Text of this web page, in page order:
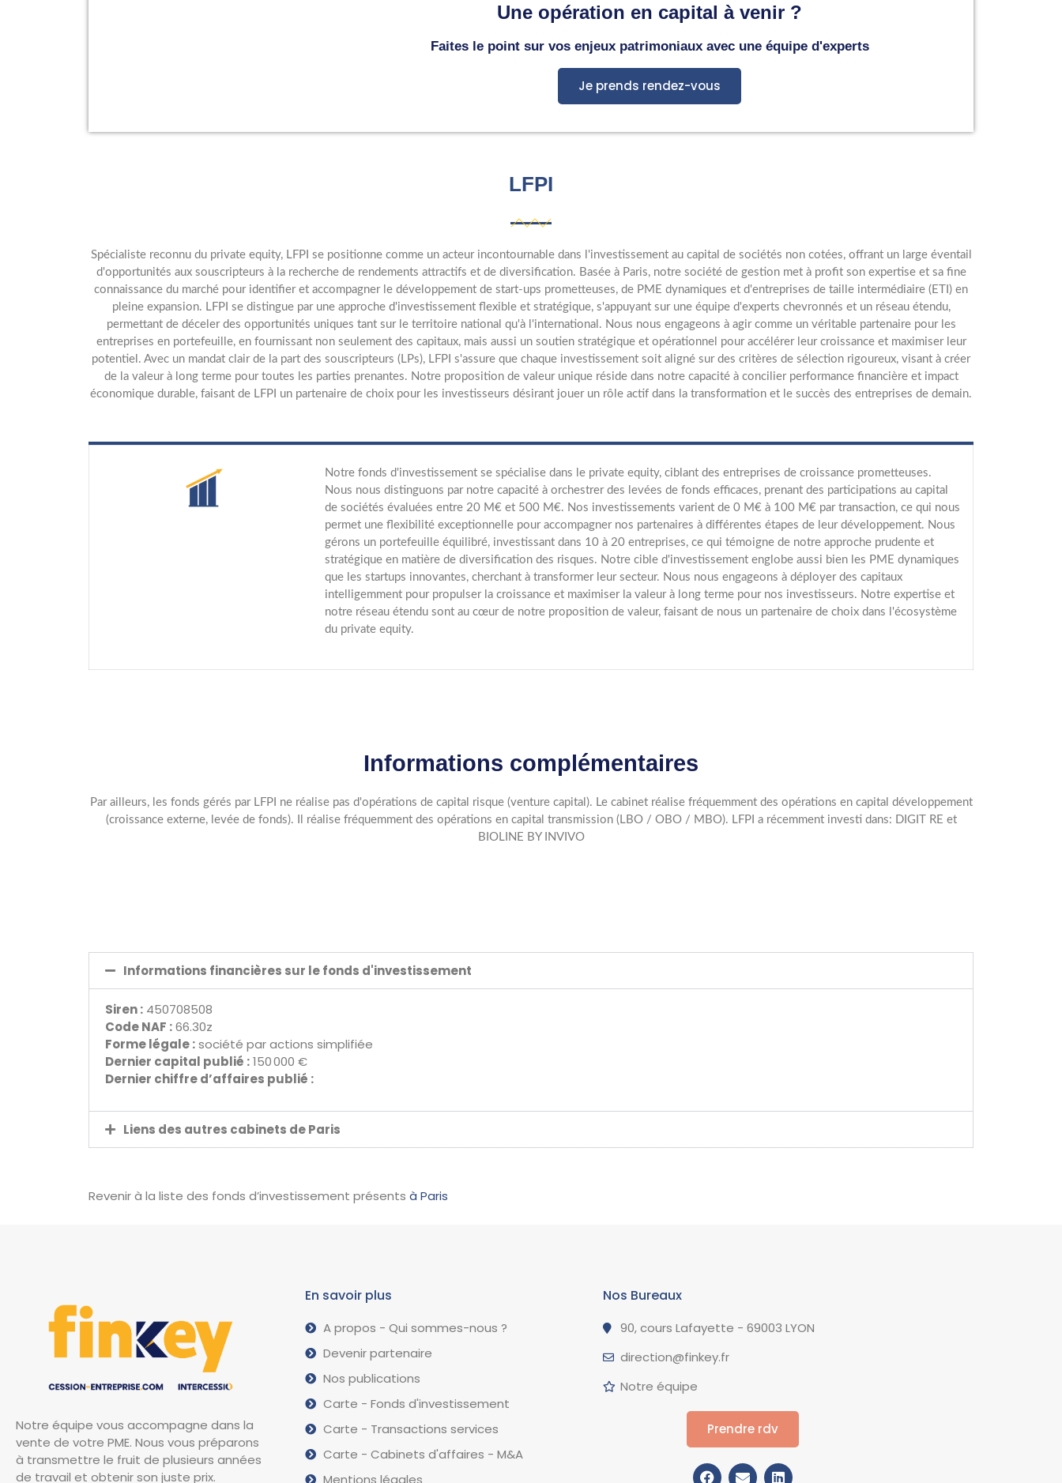
Une opération en capital à venir ?
Faites le point sur vos enjeux patrimoniaux avec une équipe d'experts
Je prends rendez-vous
LFPI
Spécialiste reconnu du private equity, LFPI se positionne comme un acteur incontournable dans l'investissement au capital de sociétés non cotées, offrant un large éventail
d'opportunités aux souscripteurs à la recherche de rendements attractifs et de diversification. Basée à Paris, notre société de gestion met à profit son expertise et sa fine
connaissance du marché pour identifier et accompagner le développement de start-ups prometteuses, de PME dynamiques et d'entreprises de taille intermédiaire (ETI) en
pleine expansion. LFPI se distingue par une approche d'investissement flexible et stratégique, s'appuyant sur une équipe d'experts chevronnés et un réseau étendu,
permettant de déceler des opportunités uniques tant sur le territoire national qu'à l'international. Nous nous engageons à agir comme un véritable partenaire pour les
entreprises en portefeuille, en fournissant non seulement des capitaux, mais aussi un soutien stratégique et opérationnel pour accélérer leur croissance et maximiser leur
potentiel. Avec un mandat clair de la part des souscripteurs (LPs), LFPI s'assure que chaque investissement soit aligné sur des critères de sélection rigoureux, visant à créer
de la valeur à long terme pour toutes les parties prenantes. Notre proposition de valeur unique réside dans notre capacité à concilier performance financière et impact
économique durable, faisant de LFPI un partenaire de choix pour les investisseurs désirant jouer un rôle actif dans la transformation et le succès des entreprises de demain.
Notre fonds d'investissement se spécialise dans le private equity, ciblant des entreprises de croissance prometteuses.
Nous nous distinguons par notre capacité à orchestrer des levées de fonds efficaces, prenant des participations au capital
de sociétés évaluées entre 20 M€ et 500 M€. Nos investissements varient de 0 M€ à 100 M€ par transaction, ce qui nous
permet une flexibilité exceptionnelle pour accompagner nos partenaires à différentes étapes de leur développement. Nous
gérons un portefeuille équilibré, investissant dans 10 à 20 entreprises, ce qui témoigne de notre approche prudente et
stratégique en matière de diversification des risques. Notre cible d'investissement englobe aussi bien les PME dynamiques
que les startups innovantes, cherchant à transformer leur secteur. Nous nous engageons à déployer des capitaux
intelligemment pour propulser la croissance et maximiser la valeur à long terme pour nos investisseurs. Notre expertise et
notre réseau étendu sont au cœur de notre proposition de valeur, faisant de nous un partenaire de choix dans l'écosystème
du private equity.
Informations complémentaires
Par ailleurs, les fonds gérés par LFPI ne réalise pas d'opérations de capital risque (venture capital). Le cabinet réalise fréquemment des opérations en capital développement
(croissance externe, levée de fonds). Il réalise fréquemment des opérations en capital transmission (LBO / OBO / MBO). LFPI a récemment investi dans: DIGIT RE et
BIOLINE BY INVIVO
Informations financières sur le fonds d'investissement
Siren : 450708508
Code NAF :66.30z
Forme légale :société par actions simplifiée
Dernier capital publié :150 000 €
Dernier chiffre d’affaires publié :
Liens des autres cabinets de Paris
Revenir à la liste des fonds d’investissement présents à Paris
Notre équipe vous accompagne dans la
vente de votre PME. Nous vous préparons
à transmettre le fruit de plusieurs années
de travail et obtenir son juste prix.
En savoir plus
A propos - Qui sommes-nous ?
Devenir partenaire
Nos publications
Carte - Fonds d'investissement
Carte - Transactions services
Carte - Cabinets d'affaires - M&A
Mentions légales
Nos Bureaux
90, cours Lafayette - 69003 LYON
direction@finkey.fr
Notre équipe
Prendre rdv